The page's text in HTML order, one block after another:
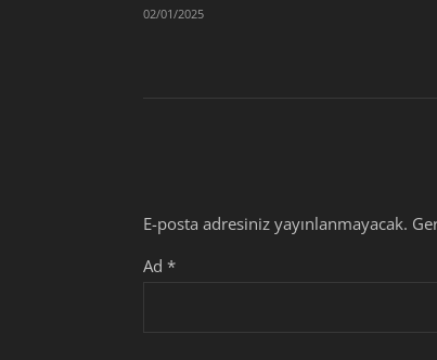
02/01/2025
E-posta adresiniz yayınlanmayacak.
Ad *